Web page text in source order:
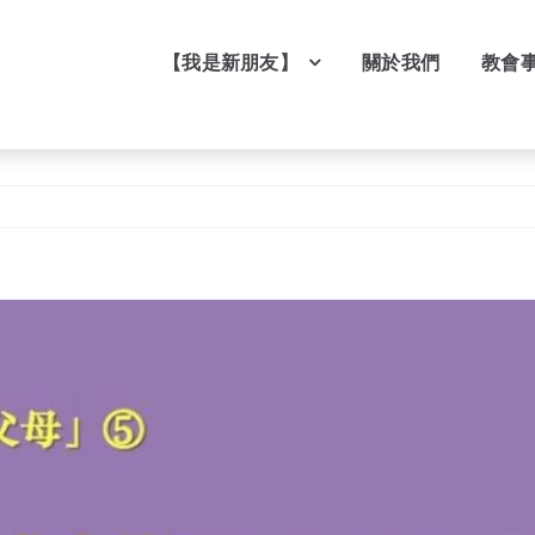
【我是新朋友】 關於我們 教會